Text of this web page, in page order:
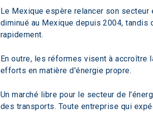
Le Mexique espère relancer son
diminué au Mexique depuis 2004, tandis
rapidement.
En outre, les réformes visent à accroître
efforts en matière d'énergie propre.
Un marché libre pour le secteur de
des transports. Toute entreprise qui